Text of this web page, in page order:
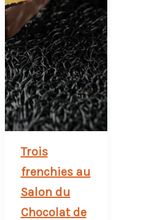
Trois
frenchies au
Salon du
Chocolat de